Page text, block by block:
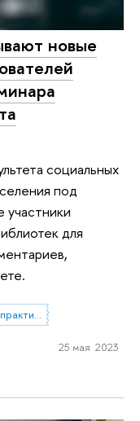
новые
социальных
под
для
Рабочая группа "Туристические практики населения под воздействием внешних шоков: возможности и ограничения изучения опросными и не-опросными методами"
25 мая 2023